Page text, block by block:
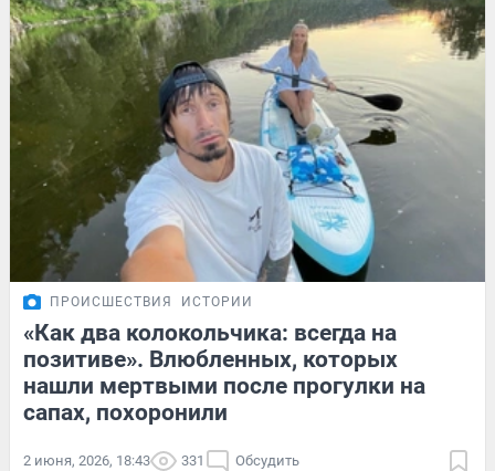
ПРОИСШЕСТВИЯ ИСТОРИИ
«Как два колокольчика: всегда на
позитиве». Влюбленных, которых
нашли мертвыми после прогулки на
сапах, похоронили
2 июня, 2026, 18:43 331 Обсудить